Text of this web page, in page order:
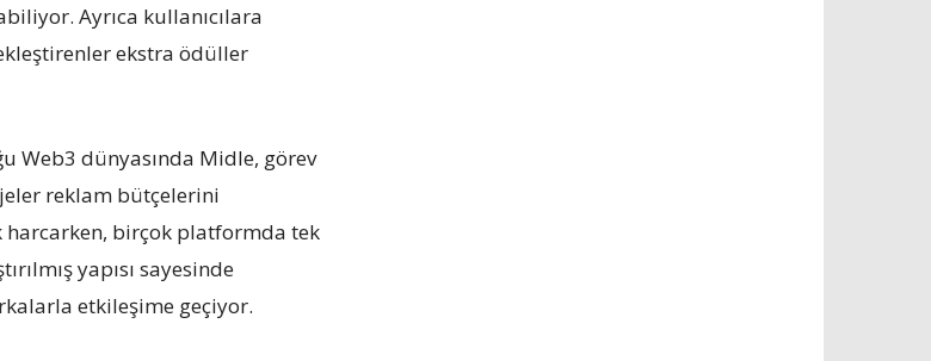
Ayrıca kullanıcılara
ekstra ödüller
Web3 dünyasında Midle, görev
reklam bütçelerini
birçok platformda tek
yapısı sayesinde
etkileşime geçiyor.